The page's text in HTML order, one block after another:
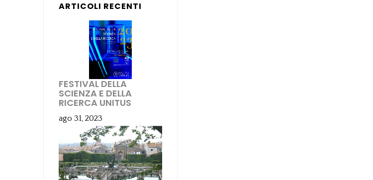
ARTICOLI RECENTI
FESTIVAL DELLA
SCIENZA E DELLA
RICERCA UNITUS
ago 31, 2023